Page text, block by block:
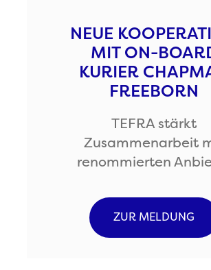
NEUE
MIT ON-
KURIER
FREEBORN
TEFRA stärkt
Zusammenarbeit
renommierten
ZUR MELDUNG